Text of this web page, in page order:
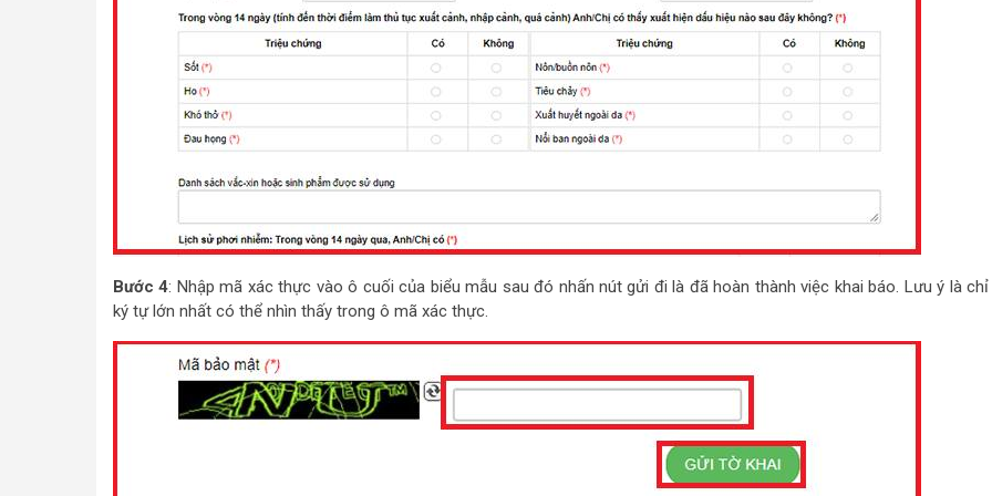
Bước 4: Nhập mã xác thực vào ô cuối của biểu mẫu sau đó nhấn nút gửi đi là đã hoàn thành việc khai báo. Lưu ý là chỉ
ký tự lớn nhất có thể nhìn thấy trong ô mã xác thực.